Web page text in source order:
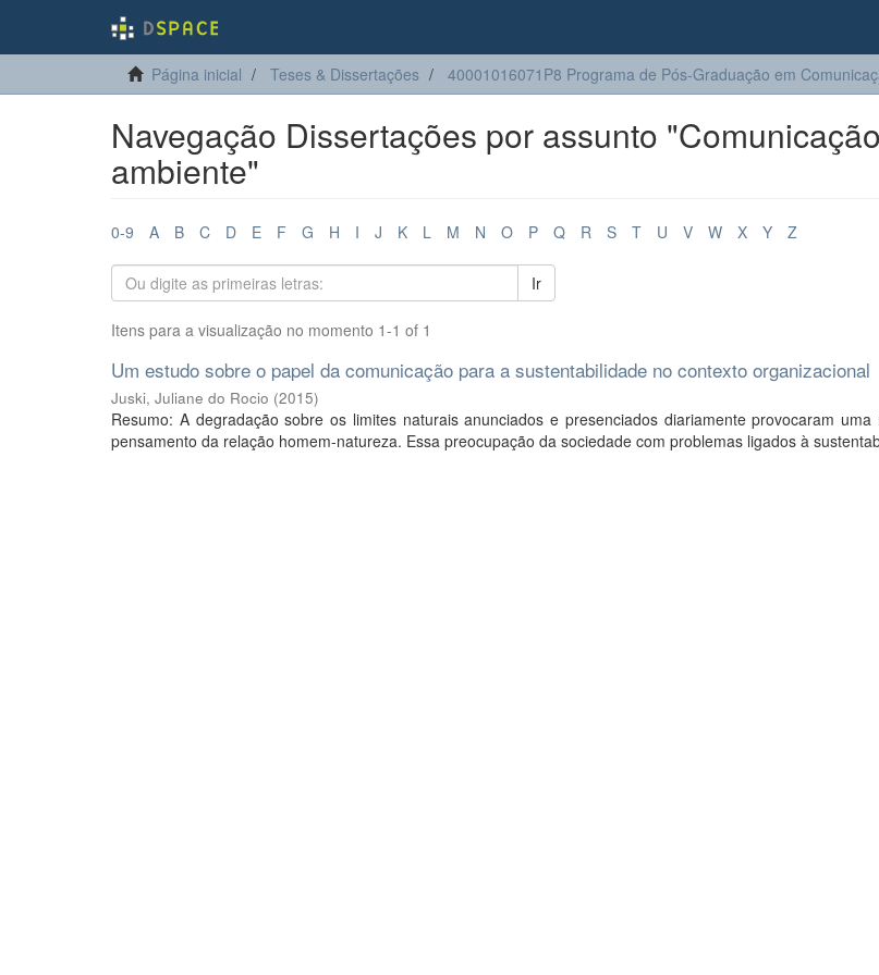
Página inicial Teses & Dissertações 40001016071P8 Programa de Pós-Graduação em
Navegação Dissertações por assunto
ambiente"
0-9 A B C D E F G H I J K L M N O P Q R S T U V W X Y Z
Ir
Itens para a visualização no momento 1-1 of 1
Um estudo sobre o papel da comunicação para a sustentabilidade no contexto organizacional
Juski, Juliane do Rocio (2015)
Resumo: A degradação sobre os limites naturais anunciados e presenciados diariamente provocaram
pensamento da relação homem-natureza. Essa preocupação da sociedade com problemas ligados à